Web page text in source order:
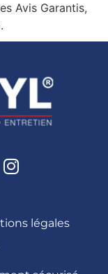
Avis Garantis,
.
légales